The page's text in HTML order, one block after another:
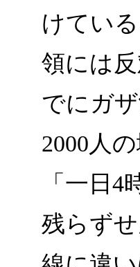
けてい
領には
でにガ
2000人
「一日
残らず